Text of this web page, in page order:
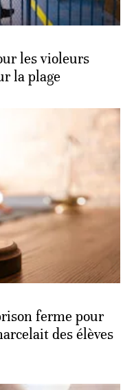
les violeurs
la plage
ferme pour
des élèves